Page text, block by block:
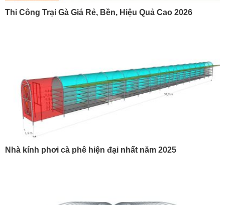
Thi Công Trại Gà Giá Rẻ, Bền, Hiệu Quả Cao 2026
Nhà kính phơi cà phê hiện đại nhất năm 2025